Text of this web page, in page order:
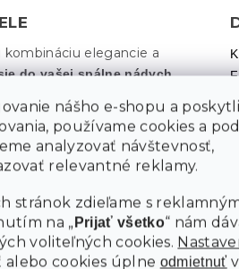
nášho e-shopu a
používame cookies a
analyzovať návštevnosť,
relevantné reklamy.
stránok zdieľame s
na „Prijať všetko“ nám
voliteľných cookies.
alebo cookies úplne odmietnuť v
elegancie a
do vašej spálne nádych
pohodlie, čo zaisťujekvalitné
ktoré sú príjemné na
sa hodia do akéhokoľvek
a širokej škále
Tieto postele častoobsahujú
čo oceníte najmä v
každý centimeter dôležitý.
štýlmi spální, či už